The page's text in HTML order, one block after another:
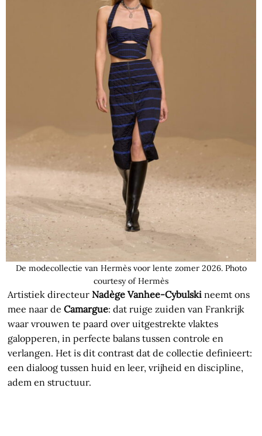
De modecollectie van Hermès voor lente zomer 2026. Photo
courtesy of Hermès
Artistiek directeurNadège Vanhee-Cybulski neemt ons
mee naar deCamargue: dat ruige zuiden van Frankrijk
waar vrouwen te paard over uitgestrekte vlaktes
galopperen, in perfecte balans tussen controle en
verlangen. Het is dit contrast dat de collectie definieert:
een dialoog tussen huid en leer, vrijheid en discipline,
adem en structuur.